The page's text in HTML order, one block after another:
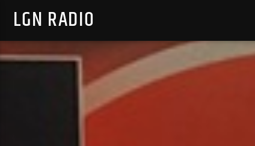
LGN RADIO